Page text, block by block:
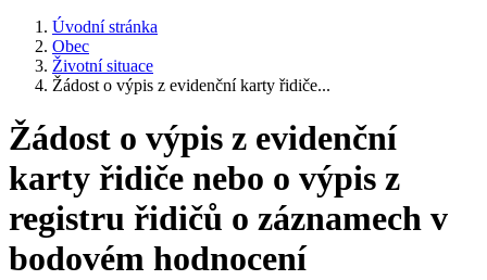
Úvodní stránka
Obec
Životní situace
Žádost o výpis z evidenční karty řidiče...
Žádost o výpis z evidenční
karty řidiče nebo o výpis z
registru řidičů o záznamech v
bodovém hodnocení